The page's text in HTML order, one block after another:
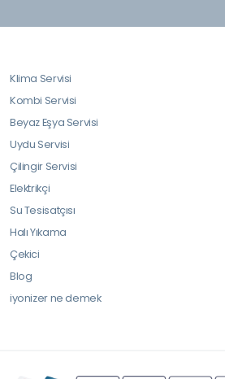
Klima Servisi
Kombi Servisi
Beyaz Eşya Servisi
Uydu Servisi
Çilingir Servisi
Elektrikçi
Su Tesisatçısı
Halı Yıkama
Çekici
Blog
iyonizer ne demek